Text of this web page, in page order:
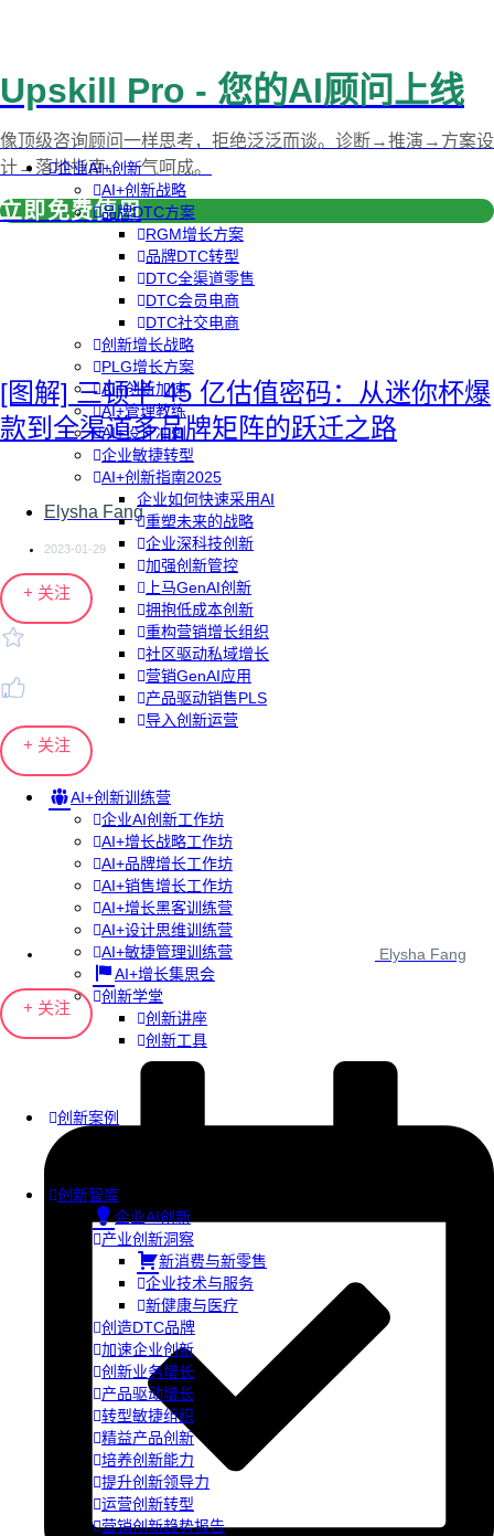
企业AI+创新
AI+创新战略
品牌DTC方案
RGM增长方案
品牌DTC转型
DTC全渠道零售
DTC会员电商
DTC社交电商
创新增长战略
PLG增长方案
AI+创新加速
AI+管理教练
AI+设计冲刺
企业敏捷转型
AI+创新指南2025
企业如何快速采用AI
重塑未来的战略
企业深科技创新
加强创新管控
上马GenAI创新
拥抱低成本创新
重构营销增长组织
社区驱动私域增长
营销GenAI应用
产品驱动销售PLS
导入创新运营
AI+创新训练营
企业AI创新工作坊
AI+增长战略工作坊
AI+品牌增长工作坊
AI+销售增长工作坊
AI+增长黑客训练营
AI+设计思维训练营
AI+敏捷管理训练营
AI+增长集思会
创新学堂
创新讲座
创新工具
创新案例
创新智库
企业AI创新
产业创新洞察
新消费与新零售
企业技术与服务
新健康与医疗
创造DTC品牌
加速企业创新
创新业务增长
产品驱动增长
转型敏捷组织
精益产品创新
培养创新能力
提升创新领导力
运营创新转型
营销创新趋势报告
Upskill Pro - 您的AI顾问上线
像顶级咨询顾问一样思考，拒绝泛泛而谈。诊断→推演→方案设
计→落地指南，一气呵成。
立即免费使用
[图解] 三顿半 45 亿估值密码：从迷你杯爆
款到全渠道多品牌矩阵的跃迁之路
Elysha Fang
2023-01-29
+ 关注
+ 关注
Elysha Fang
+ 关注